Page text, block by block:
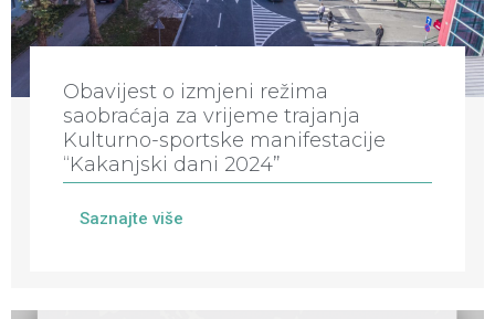
Obavijest o izmjeni režima
saobraćaja za vrijeme trajanja
Kulturno-sportske manifestacije
“Kakanjski dani 2024”
Saznajte više